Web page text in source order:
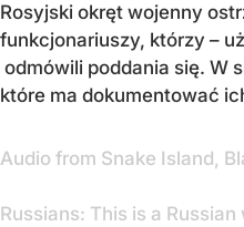
Rosyjski okręt wojenny
funkcjonariuszy, którzy –
odmówili poddania się. W
które ma dokumentować
Audio from Snake Island,
Russians: This is a